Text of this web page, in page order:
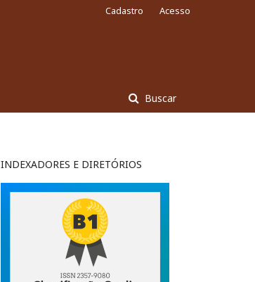
Buscar
Cadastro Acesso
INDEXADORES E DIRETÓRIOS